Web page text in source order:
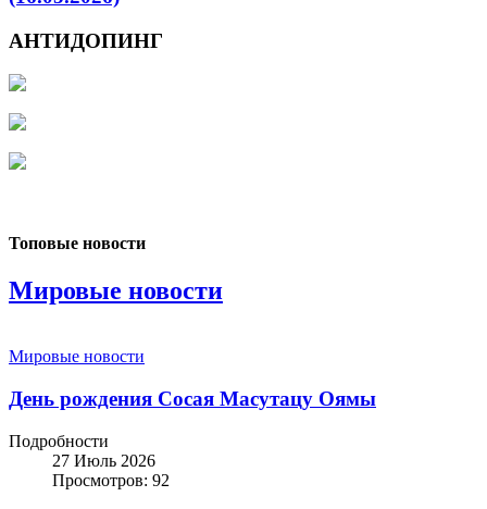
АНТИДОПИНГ
Топовые новости
Мировые новости
Мировые новости
День рождения Сосая Масутацу Оямы
Подробности
27 Июль 2026
Просмотров: 92